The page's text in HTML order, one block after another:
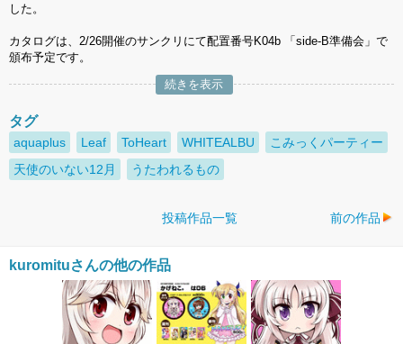
した。
カタログは、2/26開催のサンクリにて配置番号K04b 「side-B準備会」で
頒布予定です。
続きを表示
タグ
aquaplus Leaf ToHeart WHITEALBU
こみっくパーティー
天使のいない12月
うたわれるもの
投稿作品一覧 前の作品
kuromituさんの他の作品